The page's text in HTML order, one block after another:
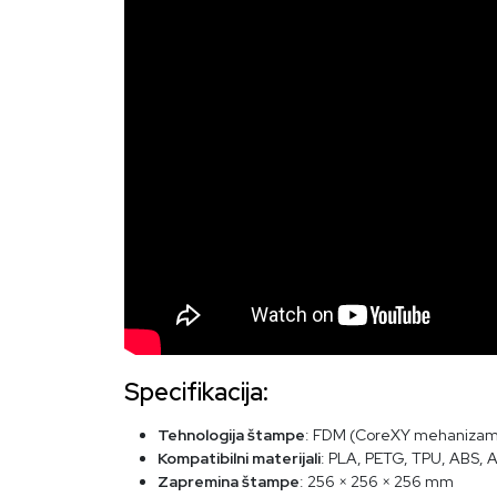
Specifikacija:
Tehnologija štampe: FDM (CoreXY
Kompatibilni materijali: PLA, PETG, TPU, ABS,
Zapremina štampe: 256 × 256 × 256 mm